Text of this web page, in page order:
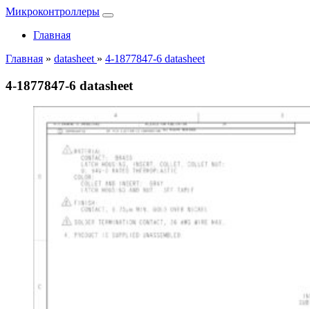
Микроконтроллеры
Главная
Главная » datasheet » 4-1877847-6 datasheet
4-1877847-6 datasheet